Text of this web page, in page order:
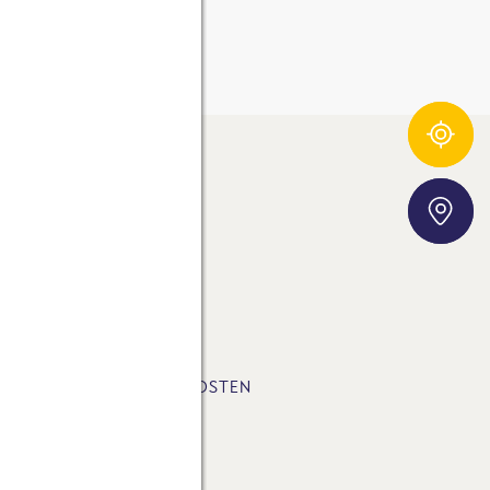
Zutatentracker
Storefinder
& VERSANDKOSTEN